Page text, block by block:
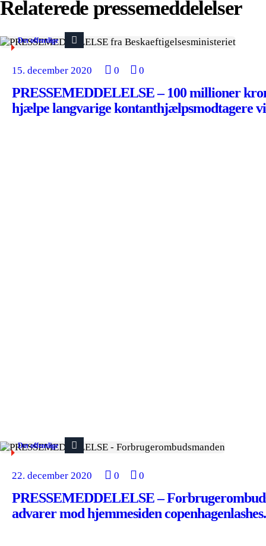
Relaterede pressemeddelelser
Det offentlige
15. december 2020 0 0
PRESSEMEDDELELSE – 100 millioner
hjælpe langvarige kontanthjælpsmodtagere
Det offentlige
22. december 2020 0 0
PRESSEMEDDELELSE –
advarer mod hjemmesiden